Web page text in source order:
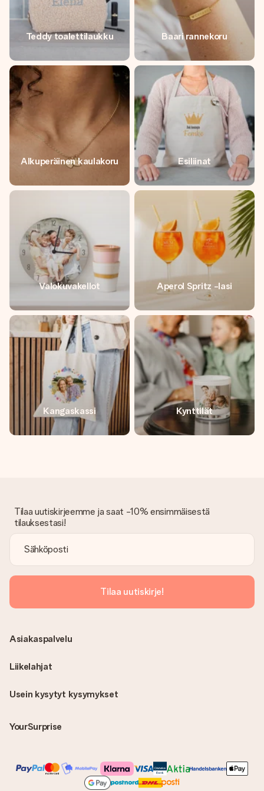
Teddy toalettilaukku Baari rannekoru
Alkuperäinen kaulakoru Esiliinat
Valokuvakellot Aperol Spritz -lasi
Kangaskassi Kynttilät
Tilaa uutiskirjeemme ja saat -10% ensimmäisestä
tilauksestasi!
Tilaa uutiskirje!
Usein kysytyt kysymykset
YourSurprise
Asiakaspalvelu
Liikelahjat